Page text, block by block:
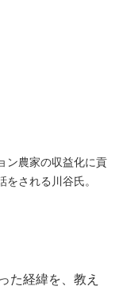
ン農家の収益化に貢
される川谷氏。
た経緯を、教え